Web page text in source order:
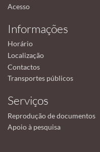
Acesso
Informações
Horário
Localização
Contactos
Transportes públicos
Serviços
Reprodução de documentos
Apoio à pesquisa